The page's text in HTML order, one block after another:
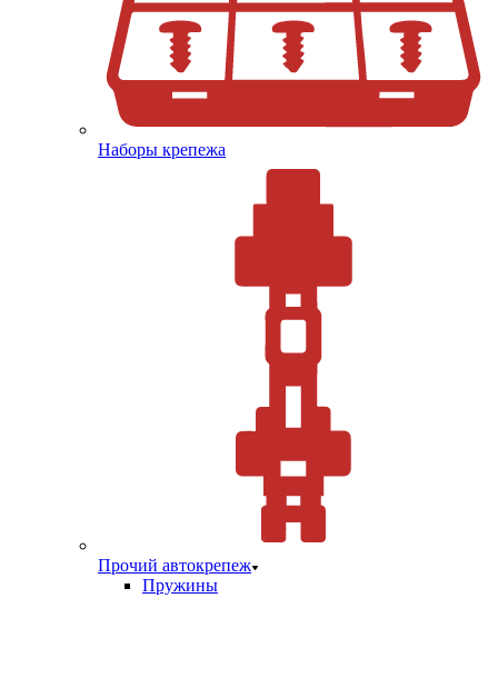
Наборы крепежа
Прочий автокрепеж
Пружины